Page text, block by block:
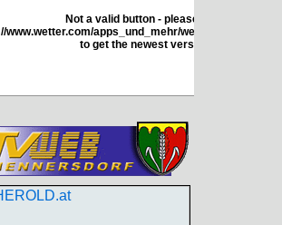
Not a valid button - please go to
www.wetter.com/apps_und_mehr/website/
to get the newest version.